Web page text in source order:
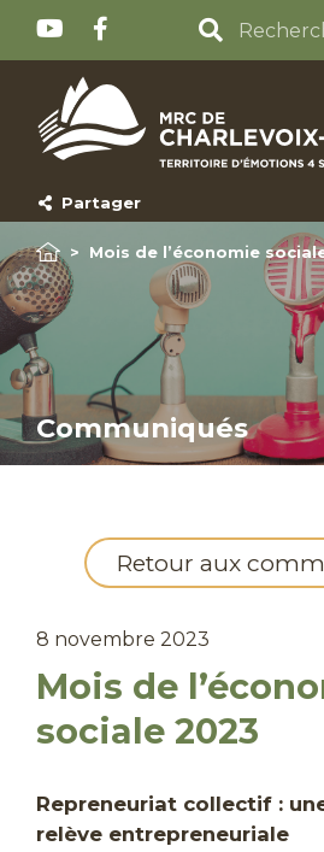
Partager
> Mois de l’économie
Communiqués
Retour aux
8 novembre 2023
Mois de
sociale 2023
Repreneuriat collectif :
relève entrepreneuriale